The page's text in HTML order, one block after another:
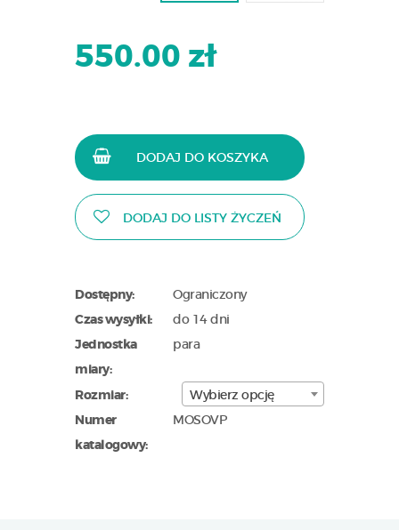
550.00 zł
DODAJ DO KOSZYKA
DODAJ DO LISTY ŻYCZEŃ
Dostępny:
Ograniczony
Czas wysyłki:
do 14 dni
Jednostka
miary:
para
Rozmiar:
Wybierz opcję
Numer
katalogowy:
MOSOVP